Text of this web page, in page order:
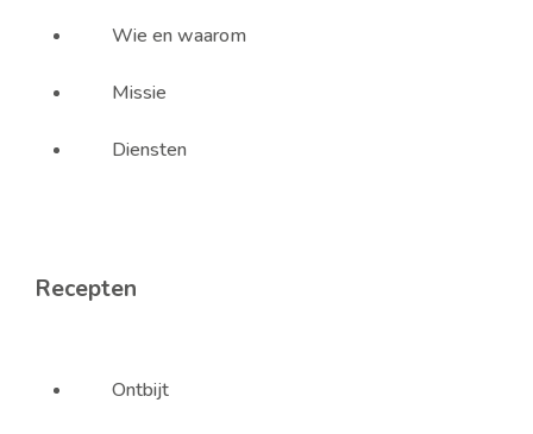
Wie en waarom
Missie
Diensten
Recepten
Ontbijt